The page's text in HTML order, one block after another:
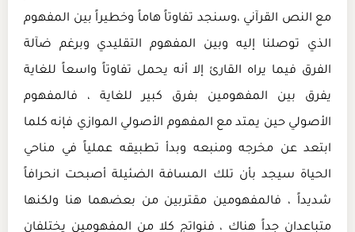
مع النص القرآني ،وسنجد تفاوتاً هاماً وخطيراً بين المفهوم
الذي توصلنا إليه وبين المفهوم التقليدي وبرغم ضآلة
الفرق فيما يراه القارئ إلا أنه يحمل تفاوتاً واسعاً للغاية
يفرق بين المفهومين بفرق كبير للغاية ، فالمفهوم
الأصولي حين يمتد مع المفهوم الأصولي الموازي فإنه كلما
ابتعد عن مخرجه ومنبعه وبدأ تطبيقه عملياً في مناحي
الحياة سيجد بأن تلك المسافة الضئيلة أصبحت انحرافاً
شديداً ، فالمفهومين مقتربين من بعضهما هنا ولكنها
متباعدان جداً هناك ، فنواتج كلا من المفهومين يختلفان